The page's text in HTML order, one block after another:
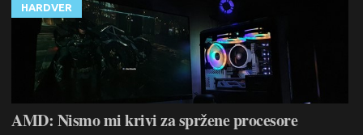
HARDVER
AMD: Nismo mi krivi za spržene procesore